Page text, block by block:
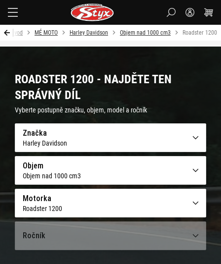
Úvod MÉ MOTO Harley Davidson Objem nad 1000 cm3 Roadster 1200
ROADSTER 1200 - NAJDĚTE TEN
SPRÁVNÝ DÍL
Vyberte postupně značku, objem, model a ročník
Značka
Harley Davidson
Objem
Objem nad 1000 cm3
Motorka
Roadster 1200
Ročník